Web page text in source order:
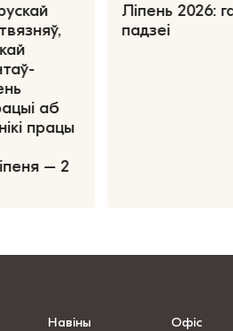
аб
працы
– 2
Ліпень 2026:
падзеі
Навіны Офіс